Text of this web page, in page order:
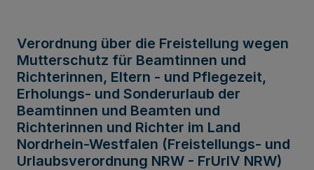
Verordnung über die Freistellung wegen
Mutterschutz für Beamtinnen und
Richterinnen, Eltern - und Pflegezeit,
Erholungs- und Sonderurlaub der
Beamtinnen und Beamten und
Richterinnen und Richter im Land
Nordrhein-Westfalen (Freistellungs- und
Urlaubsverordnung NRW - FrUrlV NRW)